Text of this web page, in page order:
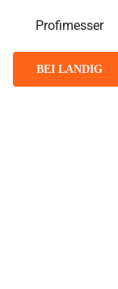
Profimesser
BEI LANDIG